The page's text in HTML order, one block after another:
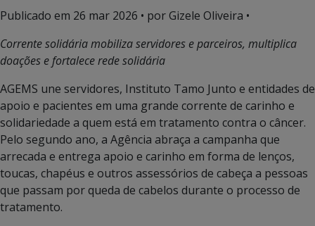
Publicado em 26 mar 2026 • por Gizele Oliveira •
Corrente solidária mobiliza servidores e parceiros, multiplica
doações e fortalece rede solidária
AGEMS une servidores, Instituto Tamo Junto e entidades de
apoio e pacientes em uma grande corrente de carinho e
solidariedade a quem está em tratamento contra o câncer.
Pelo segundo ano, a Agência abraça a campanha que
arrecada e entrega apoio e carinho em forma de lenços,
toucas, chapéus e outros assessórios de cabeça a pessoas
que passam por queda de cabelos durante o processo de
tratamento.